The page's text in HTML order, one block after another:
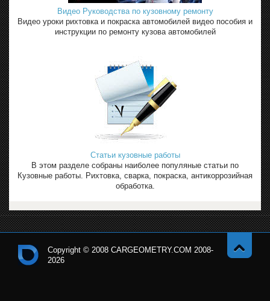
Видео Руководства по кузовному ремонту
Видео уроки рихтовка и покраска автомобилей видео пособия и
инструкции по ремонту кузова автомобилей
Статьи кузовные работы
В этом разделе собраны наиболее популяные статьи по
Кузовные работы. Рихтовка, сварка, покраска, антикоррозийная
обработка.
Copyright © 2008 CARGEOMETRY.COM 2008-
2026